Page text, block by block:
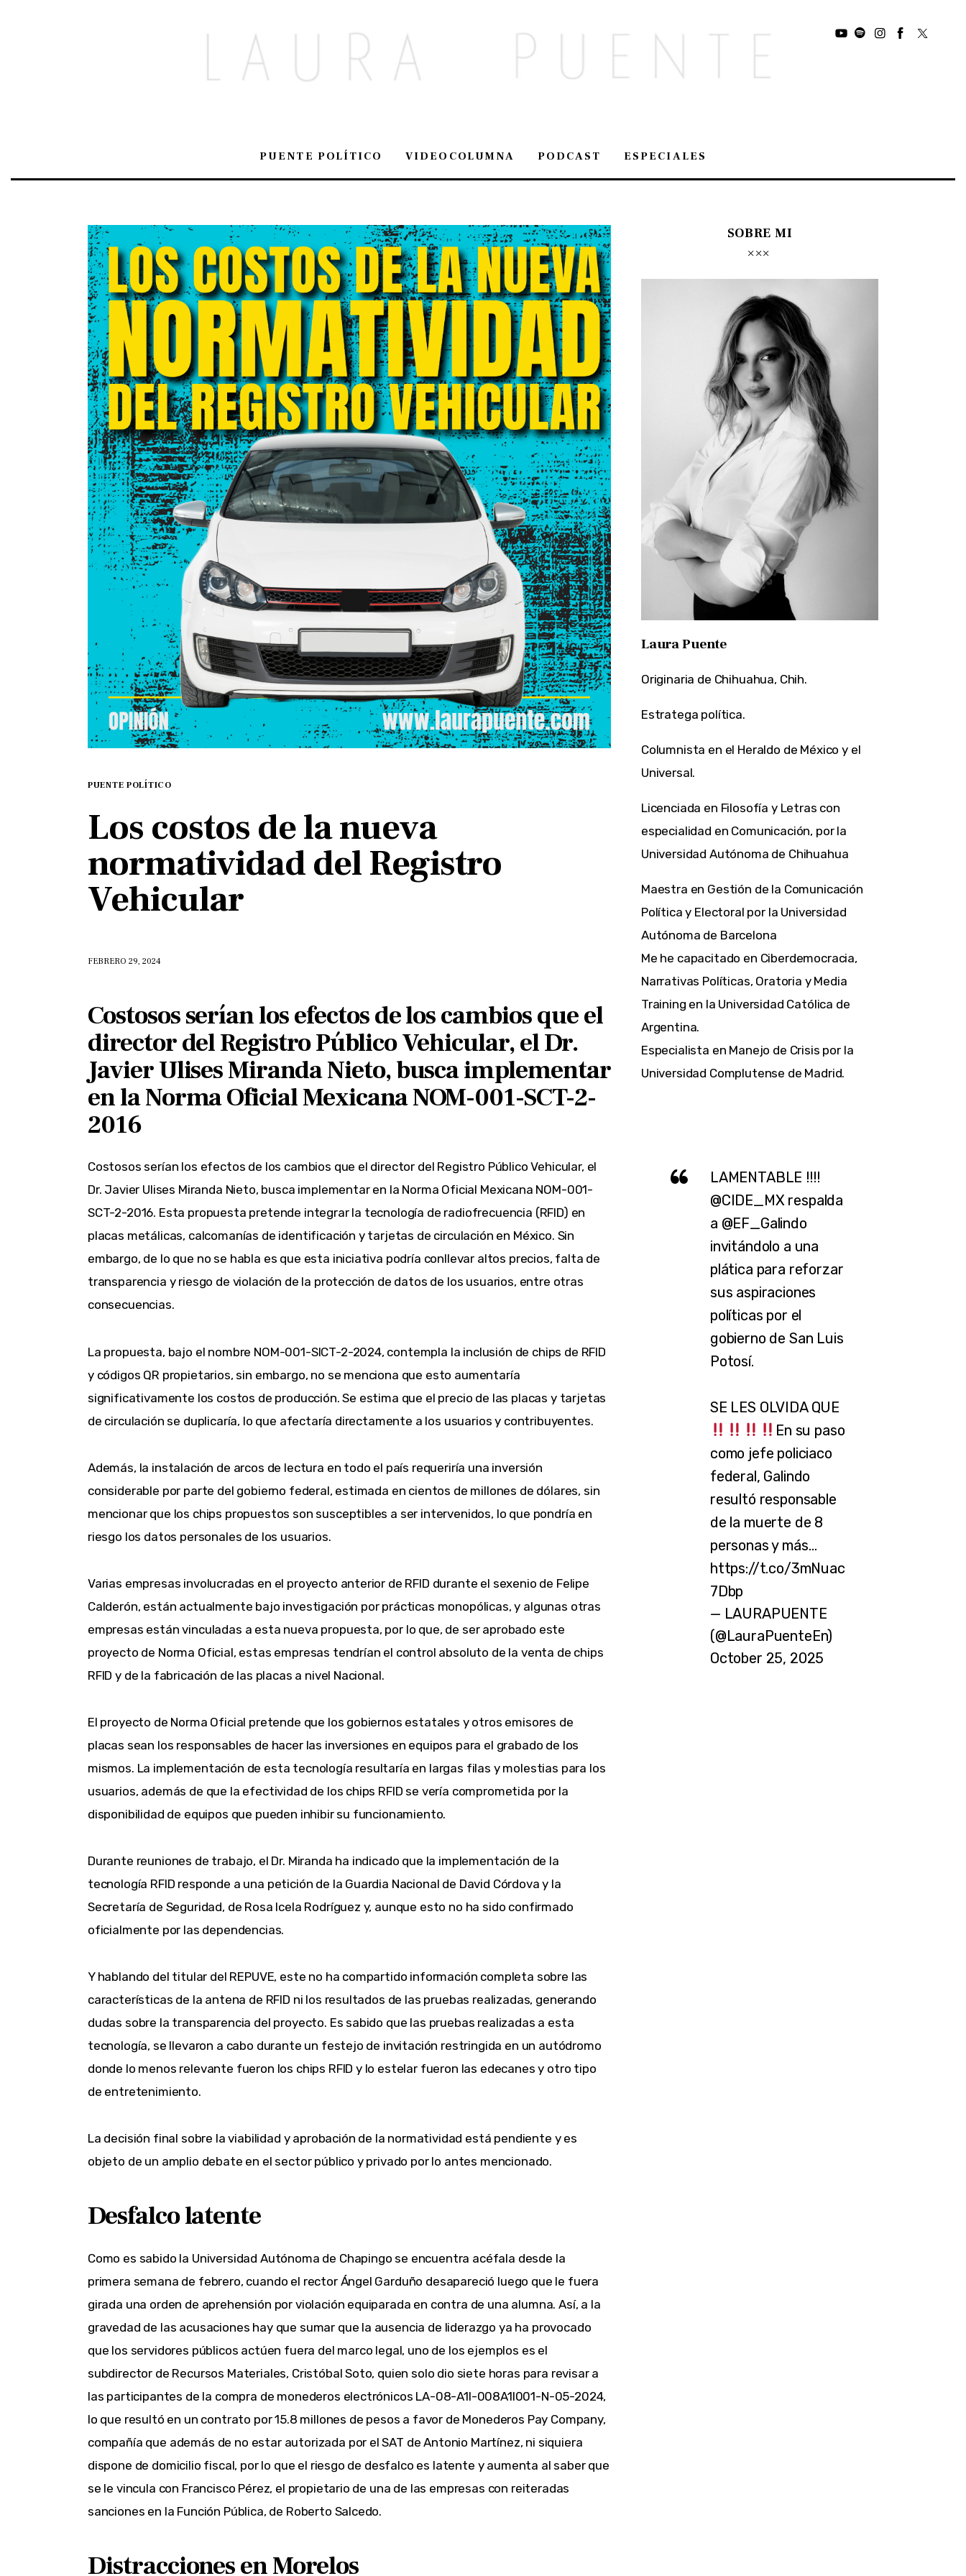
PUENTE POLÍTICO VIDEOCOLUMNA PODCAST ESPECIALES
PUENTE POLÍTICO
Los costos de la nueva
normatividad del Registro
Vehicular
FEBRERO 29, 2024
Costosos serían los efectos de los cambios que el
director del Registro Público Vehicular, el Dr.
Javier Ulises Miranda Nieto, busca implementar
en la Norma Oficial Mexicana NOM-001-SCT-2-
2016
Costosos serían los efectos de los cambios que el director del Registro Público Vehicular, el
Dr. Javier Ulises Miranda Nieto, busca implementar en la Norma Oficial Mexicana NOM-001-
SCT-2-2016. Esta propuesta pretende integrar la tecnología de radiofrecuencia (RFID) en
placas metálicas, calcomanías de identificación y tarjetas de circulación en México. Sin
embargo, de lo que no se habla es que esta iniciativa podría conllevar altos precios, falta de
transparencia y riesgo de violación de la protección de datos de los usuarios, entre otras
consecuencias.
La propuesta, bajo el nombre NOM-001-SICT-2-2024, contempla la inclusión de chips de RFID
y códigos QR propietarios, sin embargo, no se menciona que esto aumentaría
significativamente los costos de producción. Se estima que el precio de las placas y tarjetas
de circulación se duplicaría, lo que afectaría directamente a los usuarios y contribuyentes.
Además, la instalación de arcos de lectura en todo el país requeriría una inversión
considerable por parte del gobierno federal, estimada en cientos de millones de dólares, sin
mencionar que los chips propuestos son susceptibles a ser intervenidos, lo que pondría en
riesgo los datos personales de los usuarios.
Varias empresas involucradas en el proyecto anterior de RFID durante el sexenio de Felipe
Calderón, están actualmente bajo investigación por prácticas monopólicas, y algunas otras
empresas están vinculadas a esta nueva propuesta, por lo que, de ser aprobado este
proyecto de Norma Oficial, estas empresas tendrían el control absoluto de la venta de chips
RFID y de la fabricación de las placas a nivel Nacional.
El proyecto de Norma Oficial pretende que los gobiernos estatales y otros emisores de
placas sean los responsables de hacer las inversiones en equipos para el grabado de los
mismos. La implementación de esta tecnología resultaría en largas filas y molestias para los
usuarios, además de que la efectividad de los chips RFID se vería comprometida por la
disponibilidad de equipos que pueden inhibir su funcionamiento.
Durante reuniones de trabajo, el Dr. Miranda ha indicado que la implementación de la
tecnología RFID responde a una petición de la Guardia Nacional de David Córdova y la
Secretaría de Seguridad, de Rosa Icela Rodríguez y, aunque esto no ha sido confirmado
oficialmente por las dependencias.
Y hablando del titular del REPUVE, este no ha compartido información completa sobre las
características de la antena de RFID ni los resultados de las pruebas realizadas, generando
dudas sobre la transparencia del proyecto. Es sabido que las pruebas realizadas a esta
tecnología, se llevaron a cabo durante un festejo de invitación restringida en un autódromo
donde lo menos relevante fueron los chips RFID y lo estelar fueron las edecanes y otro tipo
de entretenimiento.
La decisión final sobre la viabilidad y aprobación de la normatividad está pendiente y es
objeto de un amplio debate en el sector público y privado por lo antes mencionado.
Desfalco latente
Como es sabido la Universidad Autónoma de Chapingo se encuentra acéfala desde la
primera semana de febrero, cuando el rector Ángel Garduño desapareció luego que le fuera
girada una orden de aprehensión por violación equiparada en contra de una alumna. Así, a la
gravedad de las acusaciones hay que sumar que la ausencia de liderazgo ya ha provocado
que los servidores públicos actúen fuera del marco legal, uno de los ejemplos es el
subdirector de Recursos Materiales, Cristóbal Soto, quien solo dio siete horas para revisar a
las participantes de la compra de monederos electrónicos LA-08-A1I-008A1I001-N-05-2024,
lo que resultó en un contrato por 15.8 millones de pesos a favor de Monederos Pay Company,
compañía que además de no estar autorizada por el SAT de Antonio Martínez, ni siquiera
dispone de domicilio fiscal, por lo que el riesgo de desfalco es latente y aumenta al saber que
se le vincula con Francisco Pérez, el propietario de una de las empresas con reiteradas
sanciones en la Función Pública, de Roberto Salcedo.
Distracciones en Morelos
SOBRE MI
Laura Puente
Originaria de Chihuahua, Chih.
Estratega política.
Columnista en el Heraldo de México y el
Universal.
Licenciada en Filosofía y Letras con
especialidad en Comunicación, por la
Universidad Autónoma de Chihuahua
Maestra en Gestión de la Comunicación
Política y Electoral por la Universidad
Autónoma de Barcelona
Me he capacitado en Ciberdemocracia,
Narrativas Políticas, Oratoria y Media
Training en la Universidad Católica de
Argentina.
Especialista en Manejo de Crisis por la
Universidad Complutense de Madrid.
LAMENTABLE !!!!
@CIDE_MXrespalda
a @EF_Galindo
invitándolo a una
plática para reforzar
sus aspiraciones
políticas por el
gobierno de San Luis
Potosí.
SE LES OLVIDA QUE
En su paso
como jefe policiaco
federal, Galindo
resultó responsable
de la muerte de 8
personas y más…
https://t.co/3mNuac
7Dbp
— LAURAPUENTE
(@LauraPuenteEn)
October 25, 2025